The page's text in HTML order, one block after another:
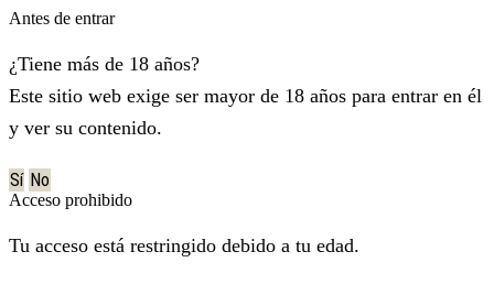
Antes de entrar
¿Tiene más de 18 años?
Este sitio web exige ser mayor de 18 años para entrar en él
y ver su contenido.
Sí No
Acceso prohibido
Tu acceso está restringido debido a tu edad.